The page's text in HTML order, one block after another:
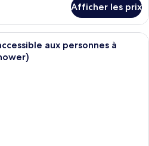
Afficher les prix
Une chambre d’hôtel comprenant
aux personnes à